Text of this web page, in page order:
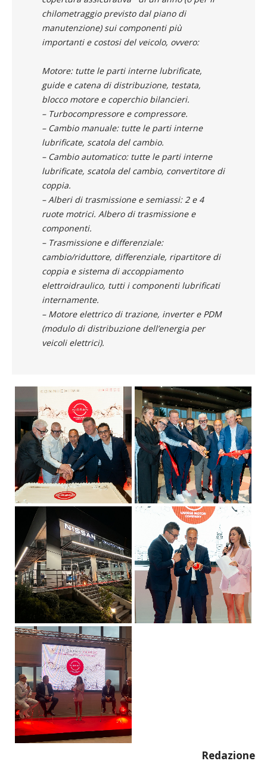
chilometraggio previsto dal piano di
manutenzione) sui componenti più
importanti e costosi del veicolo, ovvero:
Motore: tutte le parti interne lubrificate,
guide e catena di distribuzione, testata,
blocco motore e coperchio bilancieri.
– Turbocompressore e compressore.
– Cambio manuale: tutte le parti interne
lubrificate, scatola del cambio.
– Cambio automatico: tutte le parti interne
lubrificate, scatola del cambio, convertitore di
coppia.
– Alberi di trasmissione e semiassi: 2 e 4
ruote motrici. Albero di trasmissione e
componenti.
– Trasmissione e differenziale:
cambio/riduttore, differenziale, ripartitore di
coppia e sistema di accoppiamento
elettroidraulico, tutti i componenti lubrificati
internamente.
– Motore elettrico di trazione, inverter e PDM
(modulo di distribuzione dell’energia per
veicoli elettrici).
Redazione